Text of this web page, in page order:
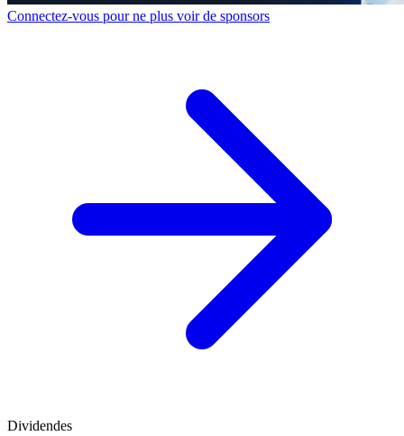
Connectez-vous pour ne plus voir de sponsors
Dividendes